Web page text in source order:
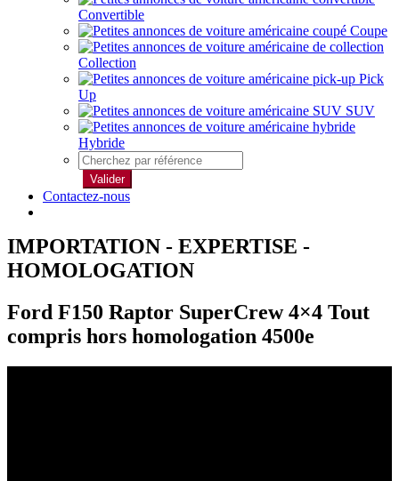
Convertible
Coupe
Collection
Pick
Up
SUV
Hybride
Valider
Contactez-nous
IMPORTATION - EXPERTISE -
HOMOLOGATION
Ford F150 Raptor SuperCrew 4×4 Tout
compris hors homologation 4500e